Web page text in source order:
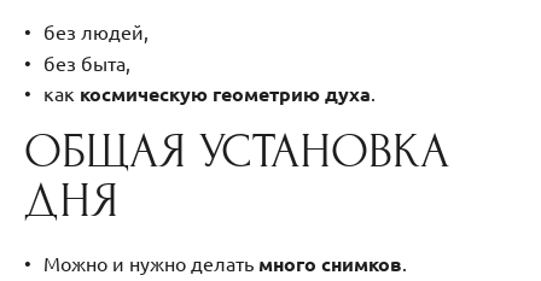
без людей,
без быта,
как космическую геометрию духа
ОБЩАЯ УСТАНОВКА
ДНЯ
Можно и нужно делать много снимков.